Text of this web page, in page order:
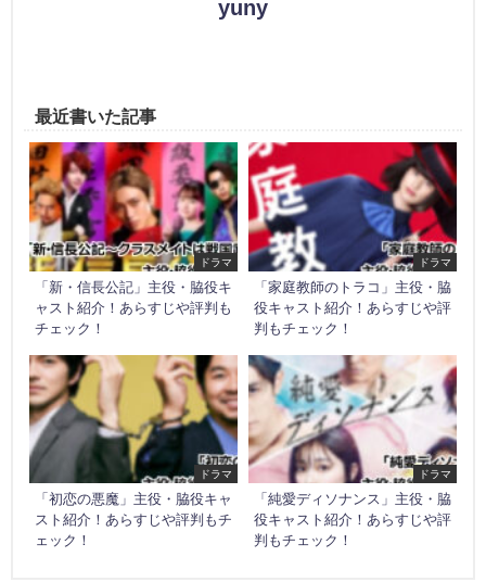
yuny
最近書いた記事
ドラマ
「新・信長公記」主役・脇役キ
ャスト紹介！あらすじや評判も
チェック！
ドラマ
「家庭教師のトラコ」主役・脇
役キャスト紹介！あらすじや評
判もチェック！
ドラマ
「初恋の悪魔」主役・脇役キャ
スト紹介！あらすじや評判もチ
ェック！
ドラマ
「純愛ディソナンス」主役・脇
役キャスト紹介！あらすじや評
判もチェック！